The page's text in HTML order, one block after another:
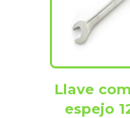
Llave
espejo